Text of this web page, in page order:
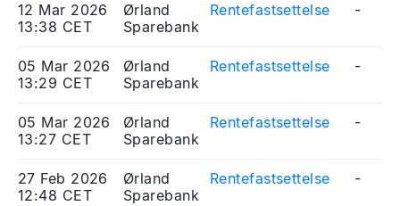
12 Mar 2026
13:38 CET
Ørland
Sparebank
Rentefastsettelse -
05 Mar 2026
13:29 CET
Ørland
Sparebank
Rentefastsettelse -
05 Mar 2026
13:27 CET
Ørland
Sparebank
Rentefastsettelse -
27 Feb 2026
12:48 CET
Ørland
Sparebank
Rentefastsettelse -